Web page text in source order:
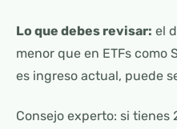
Lo que debes revisar: el
menor que en ETFs como
es ingreso actual, puede
Consejo experto: si tienes